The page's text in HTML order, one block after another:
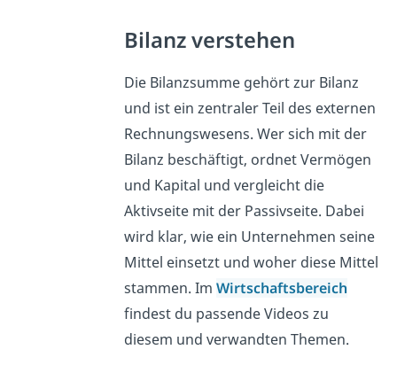
Bilanz verstehen
Die Bilanzsumme gehört zur Bilanz
und ist ein zentraler Teil des externen
Rechnungswesens. Wer sich mit der
Bilanz beschäftigt, ordnet Vermögen
und Kapital und vergleicht die
Aktivseite mit der Passivseite. Dabei
wird klar, wie ein Unternehmen seine
Mittel einsetzt und woher diese Mittel
stammen. ImWirtschaftsbereich
findest du passende Videos zu
diesem und verwandten Themen.